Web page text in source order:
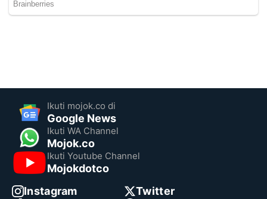
Ikuti mojok.co di
Google News
Ikuti WA Channel
Mojok.co
Ikuti Youtube Channel
Mojokdotco
Instagram
Twitter